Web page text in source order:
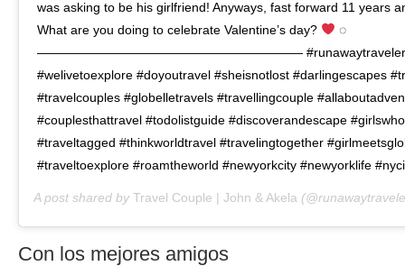
was asking to be his girlfriend! Anyways, fast forward 11 years
What are you doing to celebrate Valentine’s day?
◌
————————————————————— #runawaytravelers
#welivetoexplore #doyoutravel #sheisnotlost #darlingescapes
#travelcouples #globelletravels #travellingcouple
#couplesthattravel #todolistguide #discoverandescape
#traveltagged #thinkworldtravel #travelingtogether
#traveltoexplore #roamtheworld #newyorkcity #newyorklife
A post shared by Travel Couple | John & Akela
Con los mejores amigos